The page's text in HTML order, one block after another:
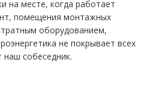
на месте, когда работает
помещения монтажных
оборудованием,
не покрывает всех
собеседник.